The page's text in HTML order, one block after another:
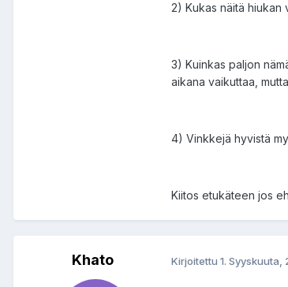
2) Kukas näitä hiukan
3) Kuinkas paljon
aikana vaikuttaa,
4) Vinkkejä hyvistä
Kiitos etukäteen jos
Khato Kirjoitettu 1. Syyskuuta,